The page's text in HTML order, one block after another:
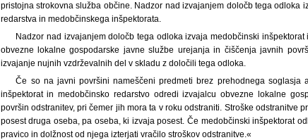
pristojna strokovna služba občine. Nadzor nad izvajanjem določb tega odloka
redarstva in medobčinskega inšpektorata.
Nadzor nad izvajanjem določb tega odloka izvaja medobčinski
obvezne lokalne gospodarske javne službe urejanja in čiščenja javnih
izvajanje nujnih vzdrževalnih del v skladu z določili tega odloka.
Če so na javni površini nameščeni predmeti brez prehodnega soglasja
inšpektorat in medobčinsko redarstvo odredi izvajalcu obvezne lokalne
površin odstranitev, pri čemer jih mora ta v roku odstraniti. Stroške odstranitve
posest druga oseba, pa oseba, ki izvaja posest. Če medobčinski inšpektorat
pravico in dolžnost od njega izterjati vračilo stroškov odstranitve.«